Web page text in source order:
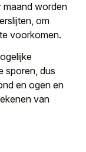
maand worden
om
voorkomen.
sporen, dus
en ogen en
van